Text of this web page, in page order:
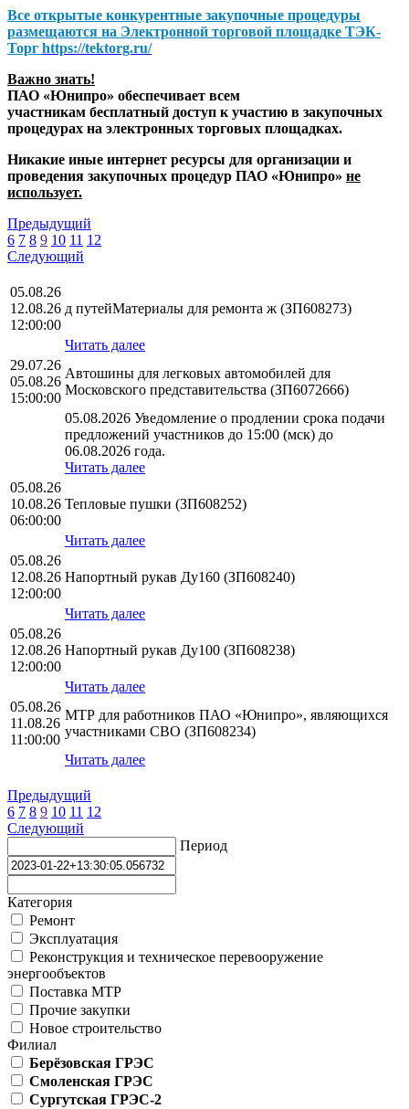
Все открытые конкурентные закупочные процедуры
размещаются на Электронной торговой площадке ТЭК-
Торг https://tektorg.ru/
Важно знать!
ПАО «Юнипро» обеспечивает всем
участникам бесплатный доступ к участию в закупочных
процедурах на электронных торговых площадках.
Никакие иные интернет ресурсы для организации и
проведения закупочных процедур ПАО «Юнипро» не
использует.
Предыдущий
6 7 8 9 10 11 12
Следующий
05.08.26
12.08.26
12:00:00
д путейМатериалы для ремонта ж (ЗП608273)
Читать далее
29.07.26
05.08.26
15:00:00
Автошины для легковых автомобилей для
Московского представительства (ЗП6072666)
05.08.2026 Уведомление о продлении срока подачи
предложений участников до 15:00 (мск) до
06.08.2026 года.
Читать далее
05.08.26
10.08.26
06:00:00
Тепловые пушки (ЗП608252)
Читать далее
05.08.26
12.08.26
12:00:00
Напортный рукав Ду160 (ЗП608240)
Читать далее
05.08.26
12.08.26
12:00:00
Напортный рукав Ду100 (ЗП608238)
Читать далее
05.08.26
11.08.26
11:00:00
МТР для работников ПАО «Юнипро», являющихся
участниками СВО (ЗП608234)
Читать далее
Предыдущий
6 7 8 9 10 11 12
Следующий
Период
Категория
Ремонт
Эксплуатация
Реконструкция и техническое перевооружение
энергообъектов
Поставка МТР
Прочие закупки
Новое строительство
Филиал
Берёзовская ГРЭС
Смоленская ГРЭС
Сургутская ГРЭС-2